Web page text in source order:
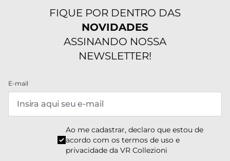
FIQUE POR DENTRO DAS
NOVIDADES
ASSINANDO NOSSA
NEWSLETTER!
E-mail
Ao me cadastrar, declaro que estou de
acordo com os termos de uso e
privacidade da VR Collezioni